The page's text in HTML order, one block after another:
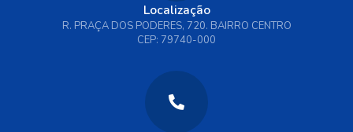
Localização
R. PRAÇA DOS PODERES, 720. BAIRRO CENTRO
CEP: 79740-000